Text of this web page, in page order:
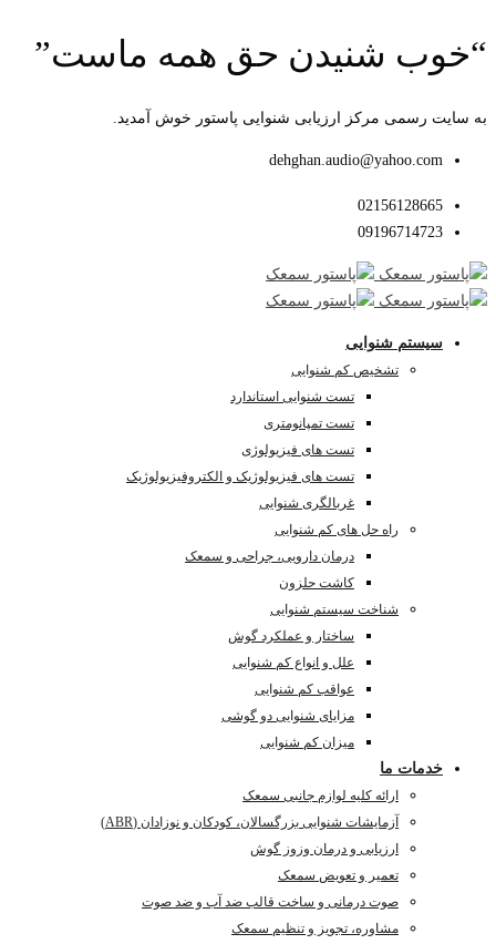
“خوب شنیدن حق همه ماست”
به سایت رسمی مرکز ارزیابی شنوایی پاستور خوش آمدید.
dehghan.audio@yahoo.com
02156128665
09196714723
سیستم شنوایی
تشخیص کم شنوایی
تست شنوایی استاندارد
تست تمپانومتری
تست های فیزیولوژی
تست های فیزیولوژیک و الکتروفیزیولوژیک
غربالگری شنوایی
راه حل های کم شنوایی
درمان دارویی، جراحی و سمعک
کاشت حلزون
شناخت سیستم شنوایی
ساختار و عملکرد گوش
علل و انواع کم شنوایی
عواقب کم شنوایی
مزایای شنوایی دو گوشی
میزان کم شنوایی
خدمات ما
ارائه کلیه لوازم جانبی سمعک
آزمایشات شنوایی بزرگسالان، کودکان و نوزادان (ABR)
ارزیابی و درمان وزوز گوش
تعمیر و تعویض سمعک
صوت درمانی و ساخت قالب ضد آب و ضد صوت
مشاوره، تجویز و تنظیم سمعک